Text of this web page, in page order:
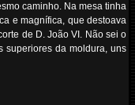
caminho. Na mesa tinha
e magnífica, que destoava
de D. João VI. Não sei o
superiores da moldura, uns